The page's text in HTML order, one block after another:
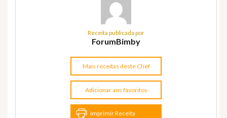
Receita publicada por
ForumBimby
Mais receitas deste Chef
Adicionar aos favoritos
Imprimir Receita